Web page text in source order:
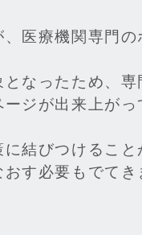
医療機関専門の
なったため、専
ジが出来上がっ
結びつけること
す必要もでてき